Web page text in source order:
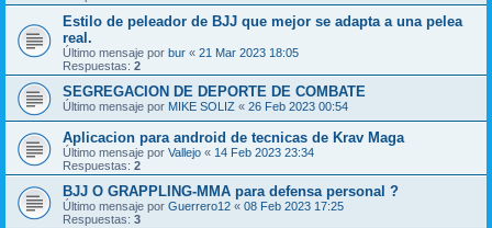
Estilo de peleador de BJJ que mejor se adapta a una pelea
real.
Último mensaje por bur « 21 Mar 2023 18:05
Respuestas: 2
SEGREGACION DE DEPORTE DE COMBATE
Último mensaje por MIKE SOLIZ « 26 Feb 2023 00:54
Aplicacion para android de tecnicas de Krav Maga
Último mensaje por Vallejo « 14 Feb 2023 23:34
Respuestas: 2
BJJ O GRAPPLING-MMA para defensa personal ?
Último mensaje por Guerrero12 « 08 Feb 2023 17:25
Respuestas: 3